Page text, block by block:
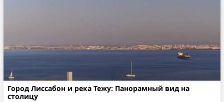
Город Лиссабон и река Тежу: Панорамный вид на
столицу